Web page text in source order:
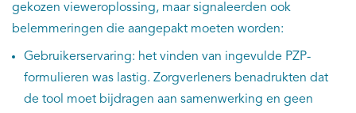
gekozen vieweroplossing, maar signaleerden ook
belemmeringen die aangepakt moeten worden:
Gebruikerservaring: het vinden van ingevulde PZP-
formulieren was lastig. Zorgverleners benadrukten dat
de tool moet bijdragen aan samenwerking en geen